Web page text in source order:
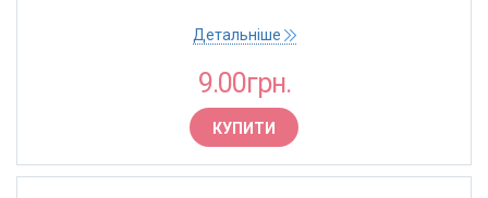
Детальніше
9.00грн.
КУПИТИ